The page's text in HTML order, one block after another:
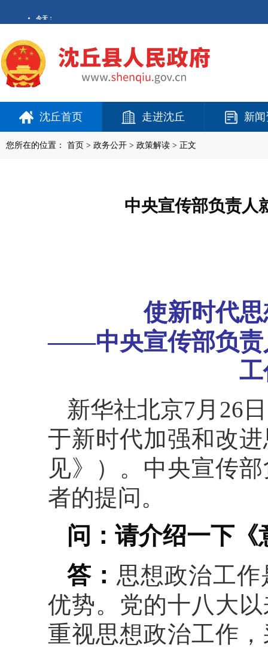
沈丘首页 走进沈丘 新
您所在的位置： 首页 > 政务公开 > 政策解读 > 正文
中央宣传部负责人
使新时代
——中央宣传部负责
新华社北京7月26
于新时代加强和改
见》）。中央宣传
者的提问。
问：请介绍一下
答： 思想政治工
优势。党的十八大
重视思想政治工作